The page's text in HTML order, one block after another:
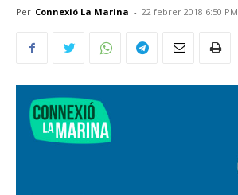
Per Connexió La Marina - 22 febrer 2018 6:50 PM